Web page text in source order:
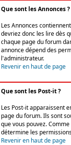
Que sont les Annonces ?
Les Annonces
devriez donc les lire dès
chaque page du forum
annonce dépend des
l'administrateur.
Revenir en haut de page
Que sont les Post-it ?
Les Post-it apparaissent
page du forum. Ils sont
que vous pouvez.
détermine les
Revenir en haut de page